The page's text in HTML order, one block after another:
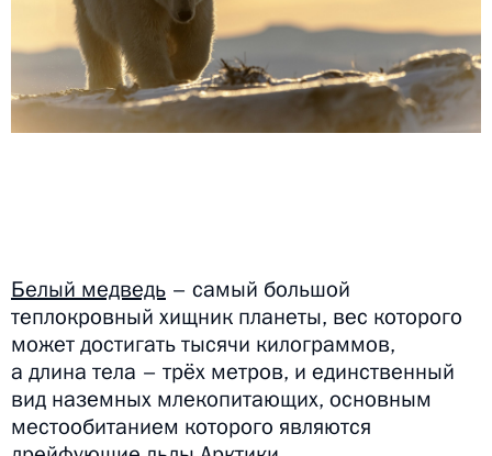
Белый медведь – самый большой
теплокровный хищник планеты, вес которого
может достигать тысячи килограммов,
а длина тела – трёх метров, и единственный
вид наземных млекопитающих, основным
местообитанием которого являются